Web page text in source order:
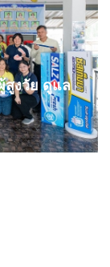
สูงวัย ดูแล